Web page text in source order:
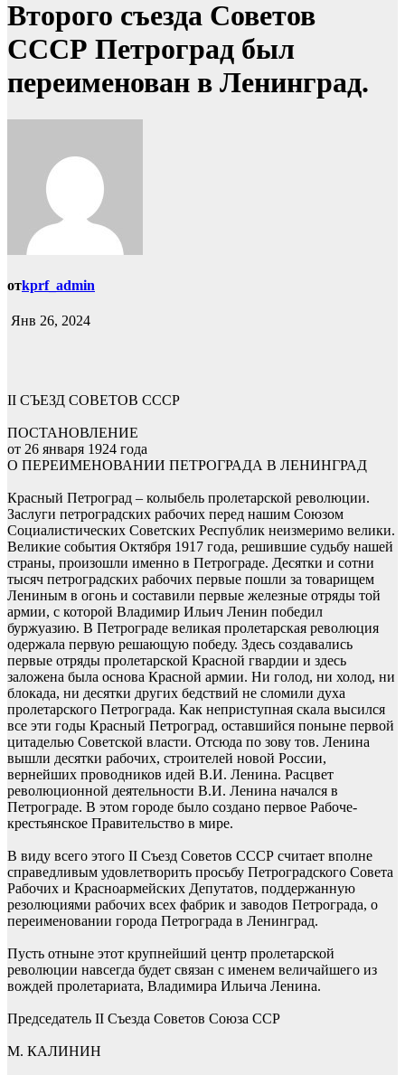
Второго съезда Советов
СССР Петроград был
переименован в Ленинград.
отkprf_admin
Янв 26, 2024
II СЪЕЗД СОВЕТОВ СССР
ПОСТАНОВЛЕНИЕ
от 26 января 1924 года
О ПЕРЕИМЕНОВАНИИ ПЕТРОГРАДА В ЛЕНИНГРАД
Красный Петроград – колыбель пролетарской революции.
Заслуги петроградских рабочих перед нашим Союзом
Социалистических Советских Республик неизмеримо велики.
Великие события Октября 1917 года, решившие судьбу нашей
страны, произошли именно в Петрограде. Десятки и сотни
тысяч петроградских рабочих первые пошли за товарищем
Лениным в огонь и составили первые железные отряды той
армии, с которой Владимир Ильич Ленин победил
буржуазию. В Петрограде великая пролетарская революция
одержала первую решающую победу. Здесь создавались
первые отряды пролетарской Красной гвардии и здесь
заложена была основа Красной армии. Ни голод, ни холод, ни
блокада, ни десятки других бедствий не сломили духа
пролетарского Петрограда. Как неприступная скала высился
все эти годы Красный Петроград, оставшийся поныне первой
цитаделью Советской власти. Отсюда по зову тов. Ленина
вышли десятки рабочих, строителей новой России,
вернейших проводников идей В.И. Ленина. Расцвет
революционной деятельности В.И. Ленина начался в
Петрограде. В этом городе было создано первое Рабоче-
крестьянское Правительство в мире.
В виду всего этого II Съезд Советов СССР считает вполне
справедливым удовлетворить просьбу Петроградского Совета
Рабочих и Красноармейских Депутатов, поддержанную
резолюциями рабочих всех фабрик и заводов Петрограда, о
переименовании города Петрограда в Ленинград.
Пусть отныне этот крупнейший центр пролетарской
революции навсегда будет связан с именем величайшего из
вождей пролетариата, Владимира Ильича Ленина.
Председатель II Съезда Советов Союза ССР
М. КАЛИНИН